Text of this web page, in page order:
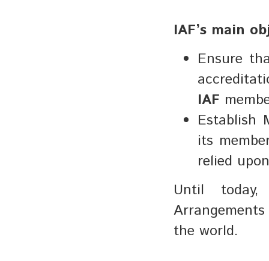
IAF’s main
Ensure
IAF
Establish
its
relied
Until
the world.